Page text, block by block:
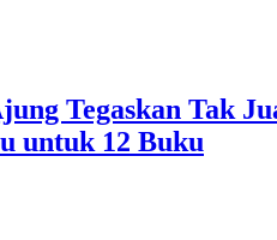
Tegaskan Tak
untuk 12 Buku